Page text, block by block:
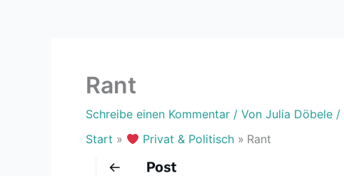
Rant
Schreibe einen Kommentar / Von Julia Döbele /
Start
Privat & Politisch Rant